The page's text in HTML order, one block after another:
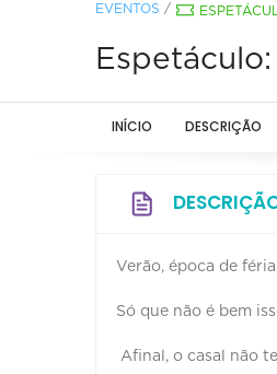
EVENTOS /
INÍCIO DESCRIÇÃO
Verão, época de
Só que não é bem
Afinal, o casal não